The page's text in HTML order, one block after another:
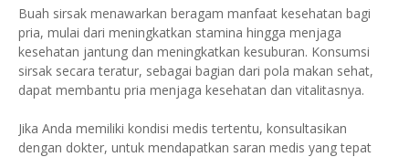
Buah sirsak menawarkan beragam manfaat kesehatan bagi
pria, mulai dari meningkatkan stamina hingga menjaga
kesehatan jantung dan meningkatkan kesuburan. Konsumsi
sirsak secara teratur, sebagai bagian dari pola makan sehat,
dapat membantu pria menjaga kesehatan dan vitalitasnya.
Jika Anda memiliki kondisi medis tertentu, konsultasikan
dengan dokter, untuk mendapatkan saran medis yang tepat